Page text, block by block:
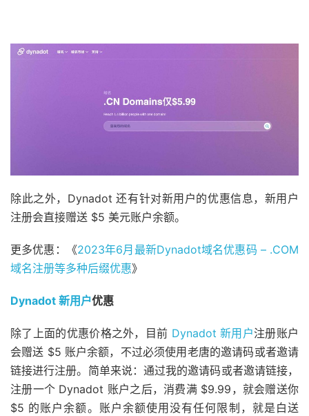
除此之外，Dynadot 还有针对新用户的优惠信息，新用户
注册会直接赠送 $5 美元账户余额。
更多优惠：《2023年6月最新Dynadot域名优惠码 – .COM
域名注册等多种后缀优惠》
Dynadot 新用户优惠
除了上面的优惠价格之外，目前 Dynadot 新用户注册账户
会赠送 $5 账户余额，不过必须使用老唐的邀请码或者邀请
链接进行注册。简单来说：通过我的邀请码或者邀请链接，
注册一个 Dynadot 账户之后，消费满 $9.99，就会赠送你
$5 的账户余额。账户余额使用没有任何限制，就是白送